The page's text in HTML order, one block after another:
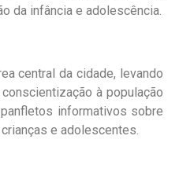
da infância e adolescência.
central da cidade, levando
à população
informativos sobre
e adolescentes.